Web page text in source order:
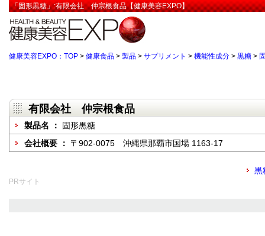
「固形黒糖」:有限会社 仲宗根食品【健康美容EXPO】
健康美容EXPO：TOP > 健康食品 > 製品 > サプリメント > 機能性成分 > 黒糖 >
有限会社 仲宗根食品
製品名 ： 固形黒糖
会社概要 ： 〒902-0075 沖縄県那覇市国場 1163-17
黒
PRサイト